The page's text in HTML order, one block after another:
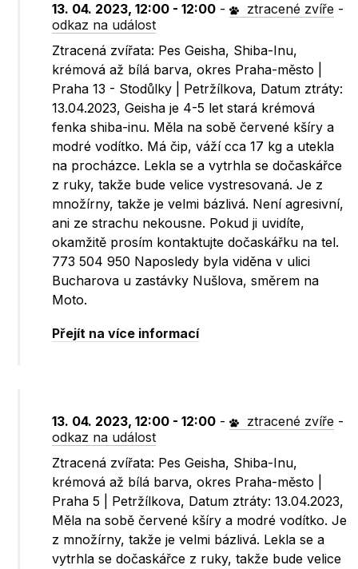
13. 04. 2023, 12:00 - 12:00 - ztracené zvíře -
odkaz na událost
Ztracená zvířata: Pes Geisha, Shiba-Inu,
krémová až bílá barva, okres Praha-město |
Praha 13 - Stodůlky | Petržílkova, Datum ztráty:
13.04.2023, Geisha je 4-5 let stará krémová
fenka shiba-inu. Měla na sobě červené kšíry a
modré vodítko. Má čip, váží cca 17 kg a utekla
na procházce. Lekla se a vytrhla se dočaskářce
z ruky, takže bude velice vystresovaná. Je z
množírny, takže je velmi bázlivá. Není agresivní,
ani ze strachu nekousne. Pokud ji uvidíte,
okamžitě prosím kontaktujte dočaskářku na tel.
773 504 950 Naposledy byla viděna v ulici
Bucharova u zastávky Nušlova, směrem na
Moto.
Přejít na více informací
13. 04. 2023, 12:00 - 12:00 - ztracené zvíře -
odkaz na událost
Ztracená zvířata: Pes Geisha, Shiba-Inu,
krémová až bílá barva, okres Praha-město |
Praha 5 | Petržílkova, Datum ztráty: 13.04.2023,
Měla na sobě červené kšíry a modré vodítko. Je
z množírny, takže je velmi bázlivá. Lekla se a
vytrhla se dočaskářce z ruky, takže bude velice